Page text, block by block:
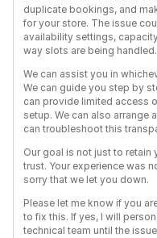
duplicate bookings, and
for your store. The issue
availability settings,
way slots are being handled.
We can assist you in
We can guide you step by
can provide limited access
setup. We can also arrange
can troubleshoot this
Our goal is not just to retain
trust. Your experience was
sorry that we let you down.
Please let me know if you
to fix this. If yes, I will
technical team until the